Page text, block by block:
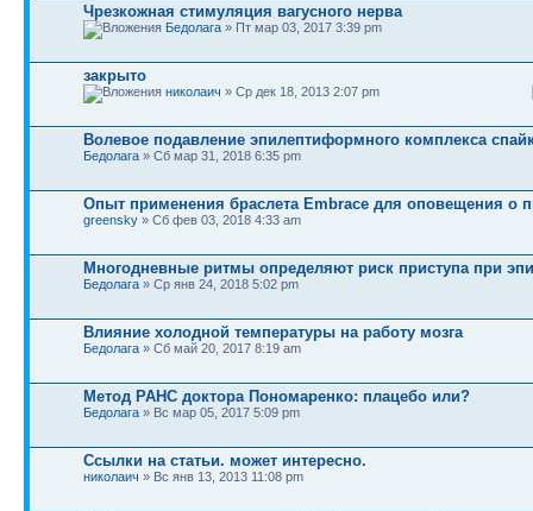
Чрезкожная стимуляция вагусного нерва
Бедолага » Пт мар 03, 2017 3:39 pm
закрыто
николаич » Ср дек 18, 2013 2:07 pm
Волевое подавление эпилептиформного комплекса
Бедолага » Сб мар 31, 2018 6:35 pm
Опыт применения браслета Embrace для оповещения о
greensky » Сб фев 03, 2018 4:33 am
Многодневные ритмы определяют риск приступа при
Бедолага » Ср янв 24, 2018 5:02 pm
Влияние холодной температуры на работу мозга
Бедолага » Сб май 20, 2017 8:19 am
Метод РАНС доктора Пономаренко: плацебо или?
Бедолага » Вс мар 05, 2017 5:09 pm
Ссылки на статьи. может интересно.
николаич » Вс янв 13, 2013 11:08 pm